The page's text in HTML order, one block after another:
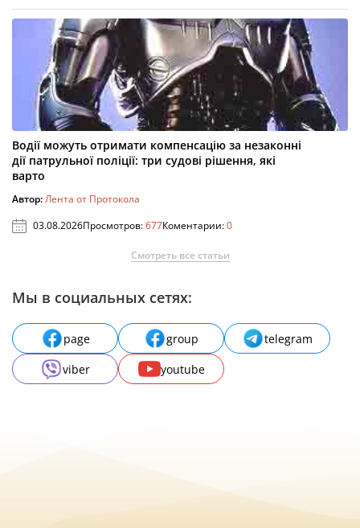
Водії можуть отримати компенсацію за незаконні
дії патрульної поліції: три судові рішення, які
варто
Автор:Лента от Протокола
03.08.2026Просмотров:677Коментарии:0
Смотреть все статьи
Мы в социальных сетях:
page group
telegram
viber
youtube